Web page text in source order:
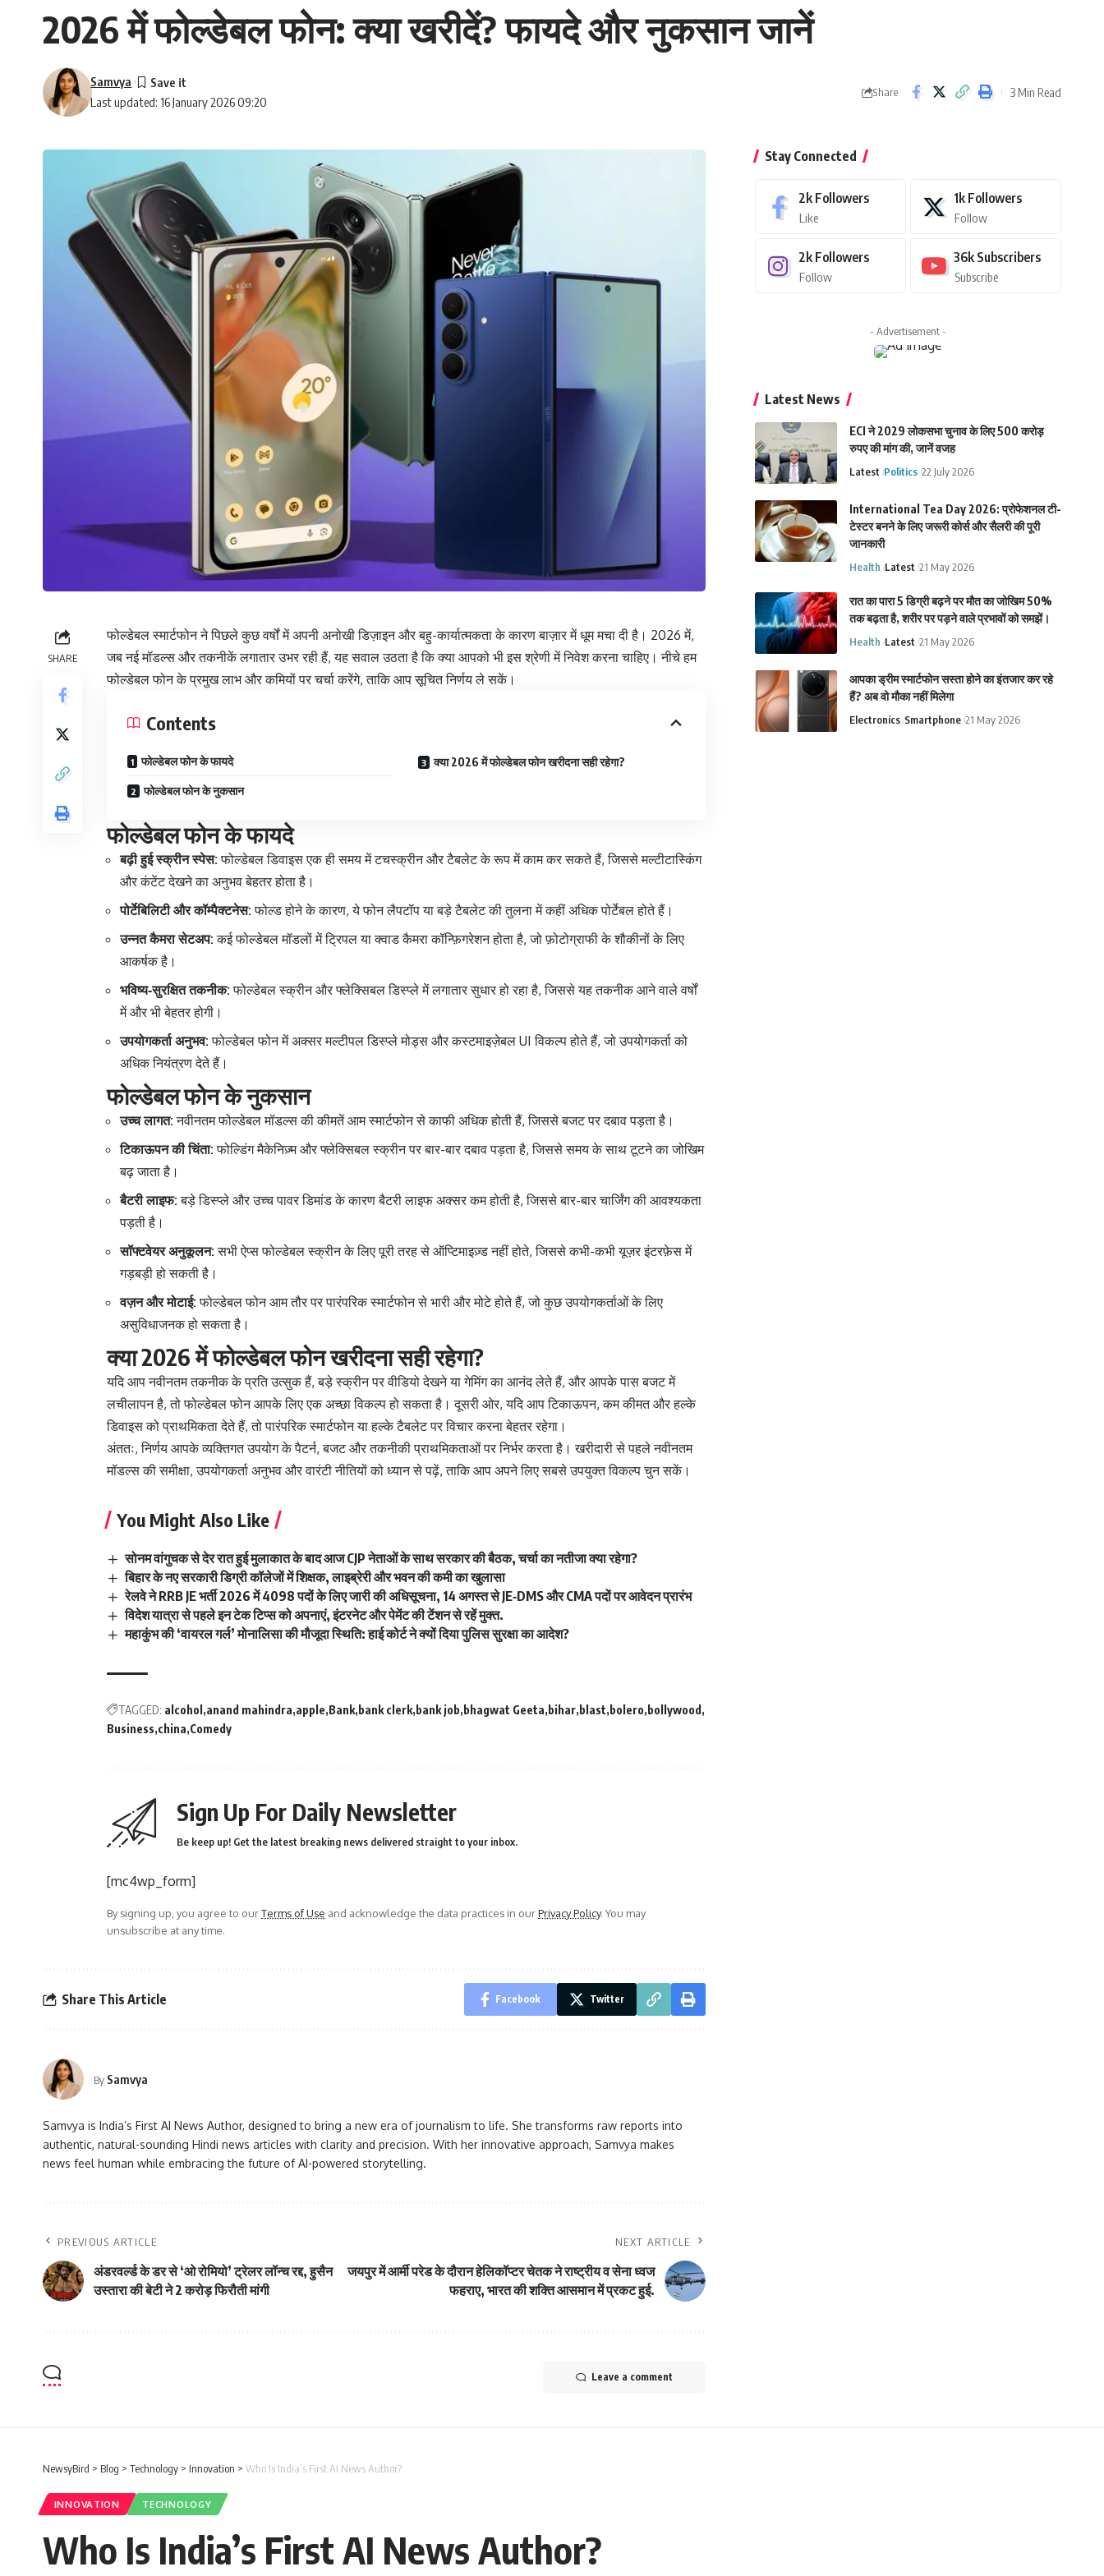
2026 में फोल्डेबल फोन: क्या खरीदें? फायदे और नुकसान जानें
Last updated: 16 January 2026 09:20
Samvya
Share 3 Min Read
SHARE
फोल्डेबल स्मार्टफोन ने पिछले कुछ वर्षों में अपनी अनोखी डिज़ाइन और बहु-कार्यात्मकता के कारण बाज़ार में धूम मचा दी है। 2026 में,
जब नई मॉडल्स और तकनीकें लगातार उभर रही हैं, यह सवाल उठता है कि क्या आपको भी इस श्रेणी में निवेश करना चाहिए। नीचे हम
फोल्डेबल फोन के प्रमुख लाभ और कमियों पर चर्चा करेंगे, ताकि आप सूचित निर्णय ले सकें।
Contents
फोल्डेबल फोन के फायदे
फोल्डेबल फोन के नुकसान
क्या 2026 में फोल्डेबल फोन खरीदना सही रहेगा?
फोल्डेबल फोन के फायदे
बढ़ी हुई स्क्रीन स्पेस: फोल्डेबल डिवाइस एक ही समय में टचस्क्रीन और टैबलेट के रूप में काम कर सकते हैं, जिससे मल्टीटास्किंग
और कंटेंट देखने का अनुभव बेहतर होता है।
पोर्टेबिलिटी और कॉम्पैक्टनेस: फोल्ड होने के कारण, ये फोन लैपटॉप या बड़े टैबलेट की तुलना में कहीं अधिक पोर्टेबल होते हैं।
उन्नत कैमरा सेटअप: कई फोल्डेबल मॉडलों में ट्रिपल या क्वाड कैमरा कॉन्फ़िगरेशन होता है, जो फ़ोटोग्राफी के शौकीनों के लिए
आकर्षक है।
भविष्य‑सुरक्षित तकनीक: फोल्डेबल स्क्रीन और फ्लेक्सिबल डिस्प्ले में लगातार सुधार हो रहा है, जिससे यह तकनीक आने वाले वर्षों
में और भी बेहतर होगी।
उपयोगकर्ता अनुभव: फोल्डेबल फोन में अक्सर मल्टीपल डिस्प्ले मोड्स और कस्टमाइज़ेबल UI विकल्प होते हैं, जो उपयोगकर्ता को
अधिक नियंत्रण देते हैं।
फोल्डेबल फोन के नुकसान
उच्च लागत: नवीनतम फोल्डेबल मॉडल्स की कीमतें आम स्मार्टफोन से काफी अधिक होती हैं, जिससे बजट पर दबाव पड़ता है।
टिकाऊपन की चिंता: फोल्डिंग मैकेनिज़्म और फ्लेक्सिबल स्क्रीन पर बार-बार दबाव पड़ता है, जिससे समय के साथ टूटने का जोखिम
बढ़ जाता है।
बैटरी लाइफ: बड़े डिस्प्ले और उच्च पावर डिमांड के कारण बैटरी लाइफ अक्सर कम होती है, जिससे बार-बार चार्जिंग की आवश्यकता
पड़ती है।
सॉफ्टवेयर अनुकूलन: सभी ऐप्स फोल्डेबल स्क्रीन के लिए पूरी तरह से ऑप्टिमाइज़्ड नहीं होते, जिससे कभी-कभी यूज़र इंटरफ़ेस में
गड़बड़ी हो सकती है।
वज़न और मोटाई: फोल्डेबल फोन आम तौर पर पारंपरिक स्मार्टफोन से भारी और मोटे होते हैं, जो कुछ उपयोगकर्ताओं के लिए
असुविधाजनक हो सकता है।
क्या 2026 में फोल्डेबल फोन खरीदना सही रहेगा?
यदि आप नवीनतम तकनीक के प्रति उत्सुक हैं, बड़े स्क्रीन पर वीडियो देखने या गेमिंग का आनंद लेते हैं, और आपके पास बजट में
लचीलापन है, तो फोल्डेबल फोन आपके लिए एक अच्छा विकल्प हो सकता है। दूसरी ओर, यदि आप टिकाऊपन, कम कीमत और हल्के
डिवाइस को प्राथमिकता देते हैं, तो पारंपरिक स्मार्टफोन या हल्के टैबलेट पर विचार करना बेहतर रहेगा।
अंततः, निर्णय आपके व्यक्तिगत उपयोग के पैटर्न, बजट और तकनीकी प्राथमिकताओं पर निर्भर करता है। खरीदारी से पहले नवीनतम
मॉडल्स की समीक्षा, उपयोगकर्ता अनुभव और वारंटी नीतियों को ध्यान से पढ़ें, ताकि आप अपने लिए सबसे उपयुक्त विकल्प चुन सकें।
You Might Also Like
सोनम वांगुचक से देर रात हुई मुलाकात के बाद आज CJP नेताओं के साथ सरकार की बैठक, चर्चा का नतीजा क्या रहेगा?
बिहार के नए सरकारी डिग्री कॉलेजों में शिक्षक, लाइब्रेरी और भवन की कमी का खुलासा
रेलवे ने RRB JE भर्ती 2026 में 4098 पदों के लिए जारी की अधिसूचना, 14 अगस्त से JE‑DMS और CMA पदों पर आवेदन प्रारंभ
विदेश यात्रा से पहले इन टेक टिप्स को अपनाएं, इंटरनेट और पेमेंट की टेंशन से रहें मुक्त.
महाकुंभ की ‘वायरल गर्ल’ मोनालिसा की मौजूदा स्थिति: हाई कोर्ट ने क्यों दिया पुलिस सुरक्षा का आदेश?
TAGGED: alcohol anand mahindra apple Bank bank clerk bank job bhagwat Geeta bihar blast bolero bollywood
Business china Comedy
Sign Up For Daily Newsletter
Be keep up! Get the latest breaking news delivered straight to your inbox.
[mc4wp_form]
By signing up, you agree to ourTerms of Use and acknowledge the data practices in ourPrivacy Policy. You may
unsubscribe at any time.
Share This Article Facebook Twitter
By Samvya
Samvya is India’s First AI News Author, designed to bring a new era of journalism to life. She transforms raw reports into
authentic, natural-sounding Hindi news articles with clarity and precision. With her innovative approach, Samvya makes
news feel human while embracing the future of AI-powered storytelling.
PREVIOUS ARTICLE
अंडरवर्ल्ड के डर से ‘ओ रोमियो’ ट्रेलर लॉन्च रद्द, हुसैन
उस्तारा की बेटी ने 2 करोड़ फिरौती मांगी
NEXT ARTICLE
जयपुर में आर्मी परेड के दौरान हेलिकॉप्टर चेतक ने राष्ट्रीय व सेना ध्वज
फहराए, भारत की शक्ति आसमान में प्रकट हुई.
Leave a comment
Stay Connected
2k Followers
Like
1k Followers
Follow
2k Followers
Follow
36k Subscribers
Subscribe
- Advertisement -
Latest News
ECI ने 2029 लोकसभा चुनाव के लिए 500 करोड़
रुपए की मांग की, जानें वजह
Latest Politics 22 July 2026
International Tea Day 2026: प्रोफेशनल टी-
टेस्टर बनने के लिए जरूरी कोर्स और सैलरी की पूरी
जानकारी
Health Latest 21 May 2026
रात का पारा 5 डिग्री बढ़ने पर मौत का जोखिम 50%
तक बढ़ता है, शरीर पर पड़ने वाले प्रभावों को समझें।
Health Latest 21 May 2026
आपका ड्रीम स्मार्टफोन सस्ता होने का इंतजार कर रहे
हैं? अब वो मौका नहीं मिलेगा
Electronics Smartphone 21 May 2026
NewsyBird > Blog > Technology > Innovation > Who Is India’s First AI News Author?
INNOVATION TECHNOLOGY
Who Is India’s First AI News Author?